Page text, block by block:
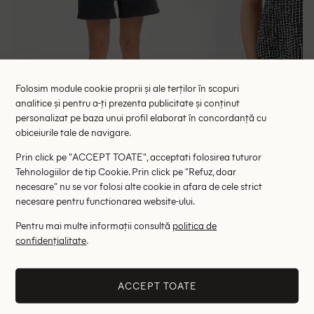
Bluza Gestuz, negru
97.00 lei 255.00 lei
RRP: 605.00 lei
XS-S M-L
Altii au fost interesati de
Folosim module cookie proprii și ale terților în scopuri
analitice și pentru a-ți prezenta publicitate și conținut
personalizat pe baza unui profil elaborat în concordanță cu
obiceiurile tale de navigare.
Prin click pe "ACCEPT TOATE", acceptati folosirea tuturor
Tehnologiilor de tip Cookie. Prin click pe "Refuz, doar
necesare" nu se vor folosi alte cookie in afara de cele strict
necesare pentru functionarea website-ului.
Pentru mai multe informații consultă politica de
confidențialitate.
ACCEPT TOATE